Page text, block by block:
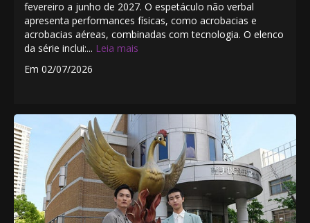
fevereiro a junho de 2027. O espetáculo não verbal
apresenta performances físicas, como acrobacias e
acrobacias aéreas, combinadas com tecnologia. O elenco
da série inclui:... Leia mais
Em 02/07/2026